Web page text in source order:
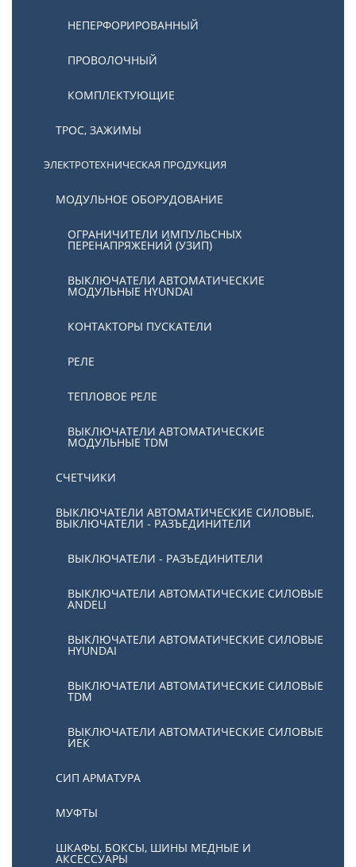
НЕПЕРФОРИРОВАННЫЙ
ПРОВОЛОЧНЫЙ
КОМПЛЕКТУЮЩИЕ
ТРОС, ЗАЖИМЫ
ЭЛЕКТРОТЕХНИЧЕСКАЯ ПРОДУКЦИЯ
МОДУЛЬНОЕ ОБОРУДОВАНИЕ
ОГРАНИЧИТЕЛИ ИМПУЛЬСНЫХ
ПЕРЕНАПРЯЖЕНИЙ (УЗИП)
ВЫКЛЮЧАТЕЛИ АВТОМАТИЧЕСКИЕ
МОДУЛЬНЫЕ HYUNDAI
КОНТАКТОРЫ ПУСКАТЕЛИ
РЕЛЕ
ТЕПЛОВОЕ РЕЛЕ
ВЫКЛЮЧАТЕЛИ АВТОМАТИЧЕСКИЕ
МОДУЛЬНЫЕ TDM
СЧЕТЧИКИ
ВЫКЛЮЧАТЕЛИ АВТОМАТИЧЕСКИЕ СИЛОВЫЕ,
ВЫКЛЮЧАТЕЛИ - РАЗЪЕДИНИТЕЛИ
ВЫКЛЮЧАТЕЛИ - РАЗЪЕДИНИТЕЛИ
ВЫКЛЮЧАТЕЛИ АВТОМАТИЧЕСКИЕ СИЛОВЫЕ
ANDELI
ВЫКЛЮЧАТЕЛИ АВТОМАТИЧЕСКИЕ СИЛОВЫЕ
HYUNDAI
ВЫКЛЮЧАТЕЛИ АВТОМАТИЧЕСКИЕ СИЛОВЫЕ
TDM
ВЫКЛЮЧАТЕЛИ АВТОМАТИЧЕСКИЕ СИЛОВЫЕ
ИЕК
СИП АРМАТУРА
МУФТЫ
ШКАФЫ, БОКСЫ, ШИНЫ МЕДНЫЕ И
АКСЕССУАРЫ